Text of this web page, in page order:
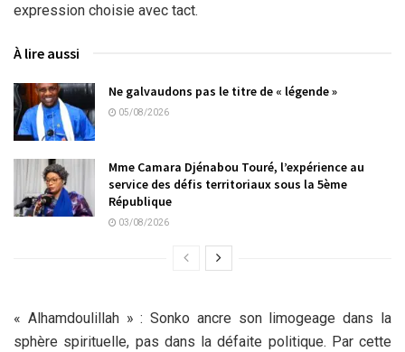
expression choisie avec tact.
À lire aussi
Ne galvaudons pas le titre de « légende »
05/08/2026
Mme Camara Djénabou Touré, l’expérience au
service des défis territoriaux sous la 5ème
République
03/08/2026
« Alhamdoulillah » : Sonko ancre son limogeage dans la
sphère spirituelle, pas dans la défaite politique. Par cette